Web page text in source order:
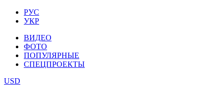
РУС
УКР
ВИДЕО
ФОТО
ПОПУЛЯРНЫЕ
СПЕЦПРОЕКТЫ
USD